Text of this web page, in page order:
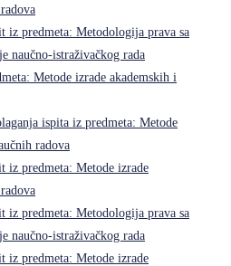
iz predmeta: Metodologija prava sa
naučno-istraživačkog rada
Metode izrade akademskih i
ispita iz predmeta: Metode
radova
iz predmeta: Metode izrade
iz predmeta: Metodologija prava sa
naučno-istraživačkog rada
iz predmeta: Metode izrade